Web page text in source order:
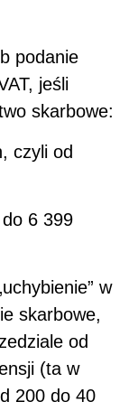
podanie
jeśli
skarbowe:
czyli od
6 399
w
skarbowe,
od
(ta w
200 do 40